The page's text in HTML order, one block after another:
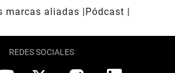
marcas aliadas
Pódcast
REDES SOCIALES